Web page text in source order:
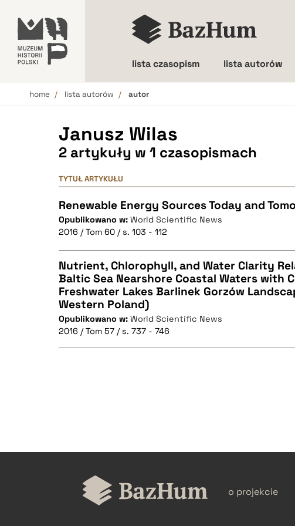
lista czasopism lista autorów
home lista autorów autor
Janusz Wilas
2 artykuły w 1 czasopismach
TYTUŁ ARTYKUŁU
Renewable Energy Sources Today and
Opublikowano w: World Scientific News
2016 / Tom 60 / s. 103 - 112
CZYSTY TEKST
Nutrient, Chlorophyll, and Water Clarity
Baltic Sea Nearshore Coastal Waters with
Freshwater Lakes Barlinek Gorzów
Western Poland)
Opublikowano w: World Scientific News
2016 / Tom 57 / s. 737 - 746
o projekcie